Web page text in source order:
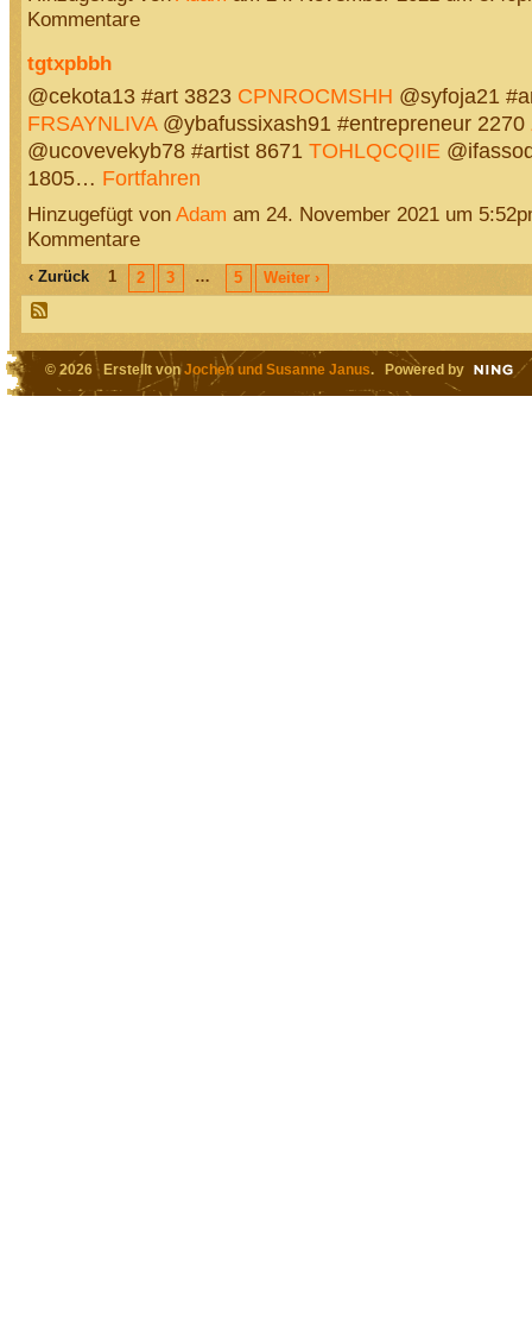
Kommentare
tgtxpbbh
@cekota13 #art 3823 CPNROCMSHH @syfoja21
FRSAYNLIVA@ybafussixash91 #entrepreneur 2270
@ucovevekyb78 #artist 8671 TOHLQCQIIE
1805… Fortfahren
Hinzugefügt von Adam am 24. November 2021 um
Kommentare
‹ Zurück 1 2 3 … 5 Weiter ›
© 2026 Erstellt vonJochen und Susanne Janus. Powered by